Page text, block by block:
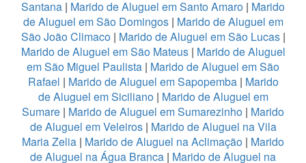
Santana | Marido de Aluguel em Santo Amaro | Marido
de Aluguel em São Domingos| Marido de Aluguel em
São João Climaco| Marido de Aluguel em São Lucas|
Marido de Aluguel em São Mateus | Marido de Aluguel
em São Miguel Paulista | Marido de Aluguel em São
Rafael | Marido de Aluguel em Sapopemba | Marido
de Aluguel em Siciliano| Marido de Aluguel em
Sumare | Marido de Aluguel em Sumarezinho | Marido
de Aluguel em Veleiros| Marido de Aluguel na Vila
Maria Zelia | Marido de Aluguel na Aclimação | Marido
de Aluguel na Água Branca | Marido de Aluguel na